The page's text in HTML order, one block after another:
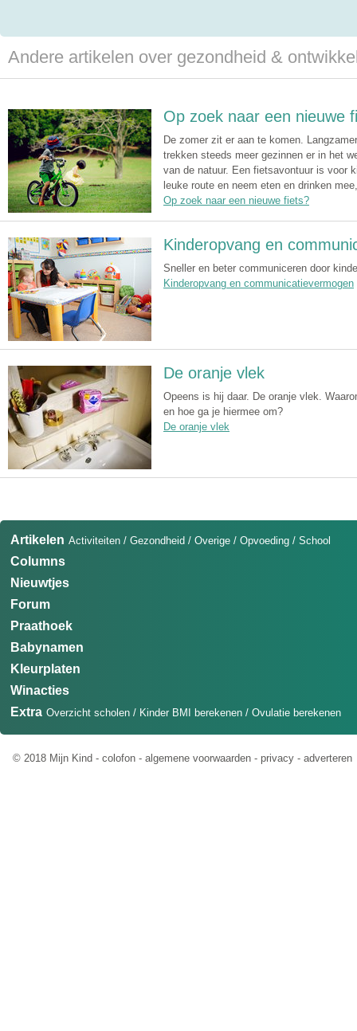
Andere artikelen over gezondheid &
Op zoek naar een nieuwe
De zomer zit er aan te komen.
trekken steeds meer gezinnen er in het
van de natuur. Een fietsavontuur is voor
leuke route en neem eten en drinken
Op zoek naar een nieuwe fiets?
Kinderopvang en
Sneller en beter communiceren door
Kinderopvang en communicatievermogen
De oranje vlek
Opeens is hij daar. De oranje vlek.
en hoe ga je hiermee om?
De oranje vlek
Artikelen Activiteiten / Gezondheid / Overige / Opvoeding / School
Columns
Nieuwtjes
Forum
Praathoek
Babynamen
Kleurplaten
Winacties
Extra Overzicht scholen / Kinder BMI berekenen / Ovulatie berekenen
© 2018 Mijn Kind - colofon - algemene voorwaarden - privacy - adverteren